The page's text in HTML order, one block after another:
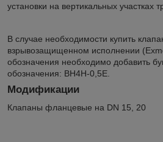
установки на вертикальных участках
В случае необходимости купить
взрывозащищенном исполнении
обозначения необходимо добавить
обозначения: ВН4Н-0,5Е.
Модификации
Клапаны фланцевые на DN 15, 20